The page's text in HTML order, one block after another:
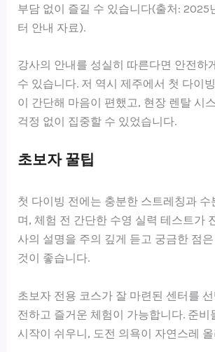
부담 없이 즐길 수 있습니다(출처: 2025
터 안내 자료).
강사의 안내를 성실히 따른다면 안전하
수 있습니다. 저 역시 제주에서 첫 다이
이 간단해 마음이 편했고, 현장 렌탈 시
걱정 없이 집중할 수 있었습니다.
초보자 꿀팁
첫 다이빙 전에는 충분한 스트레칭과
며, 체험 전 간단한 수영 실력 테스트가
사의 설명을 주의 깊게 듣고 궁금한 점
것이 좋습니다.
초보자 전용 코스가 잘 마련된 센터를
전하고 즐거운 체험이 가능합니다. 준비
시작이 쉬우니, 도전 의욕이 자연스레